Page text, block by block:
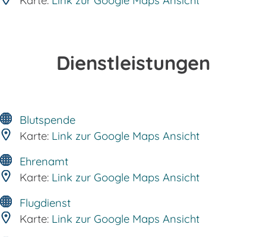
Dienstleistungen
Blutspende
Karte: Link zur Google Maps Ansicht
Ehrenamt
Karte: Link zur Google Maps Ansicht
Flugdienst
Karte: Link zur Google Maps Ansicht